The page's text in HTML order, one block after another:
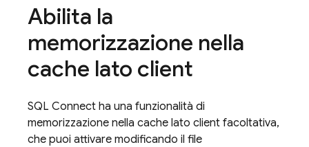
Abilita la
memorizzazione nella
cache lato client
SQL Connect ha una funzionalità di
memorizzazione nella cache lato client facoltativa,
che puoi attivare modificando il file